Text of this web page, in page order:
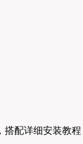
配详细安装教